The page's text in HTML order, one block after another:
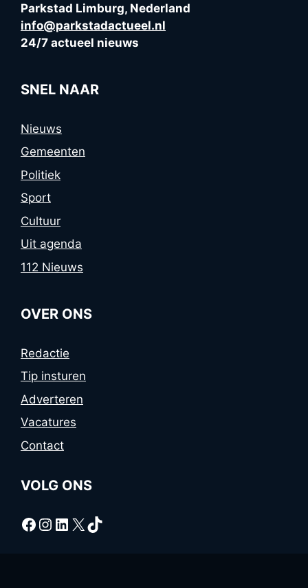
Parkstad Limburg, Nederland
info@parkstadactueel.nl
24/7 actueel nieuws
SNEL NAAR
Nieuws
Gemeenten
Politiek
Sport
Cultuur
Uit agenda
112 Nieuws
OVER ONS
Redactie
Tip insturen
Adverteren
Vacatures
Contact
VOLG ONS
Facebook
Instagram
LinkedIn
X TikTok